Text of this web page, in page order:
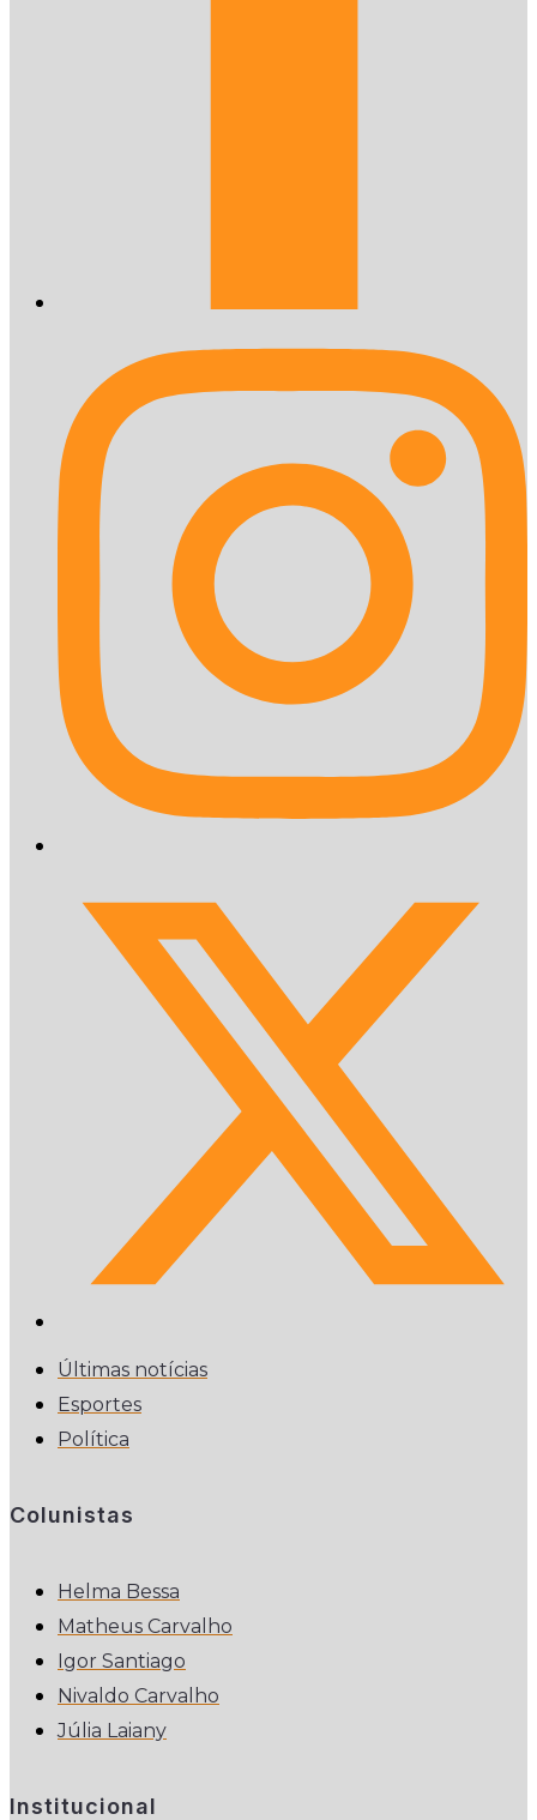
Últimas notícias
Esportes
Política
Colunistas
Helma Bessa
Matheus Carvalho
Igor Santiago
Nivaldo Carvalho
Júlia Laiany
Institucional